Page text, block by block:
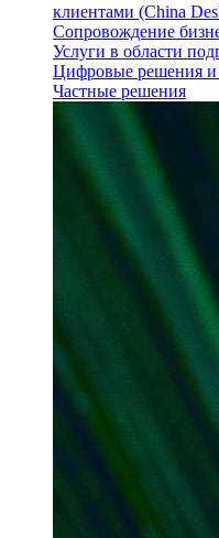
клиентами (China
Сопровождение
Услуги в области
Цифровые решения
Частные решения